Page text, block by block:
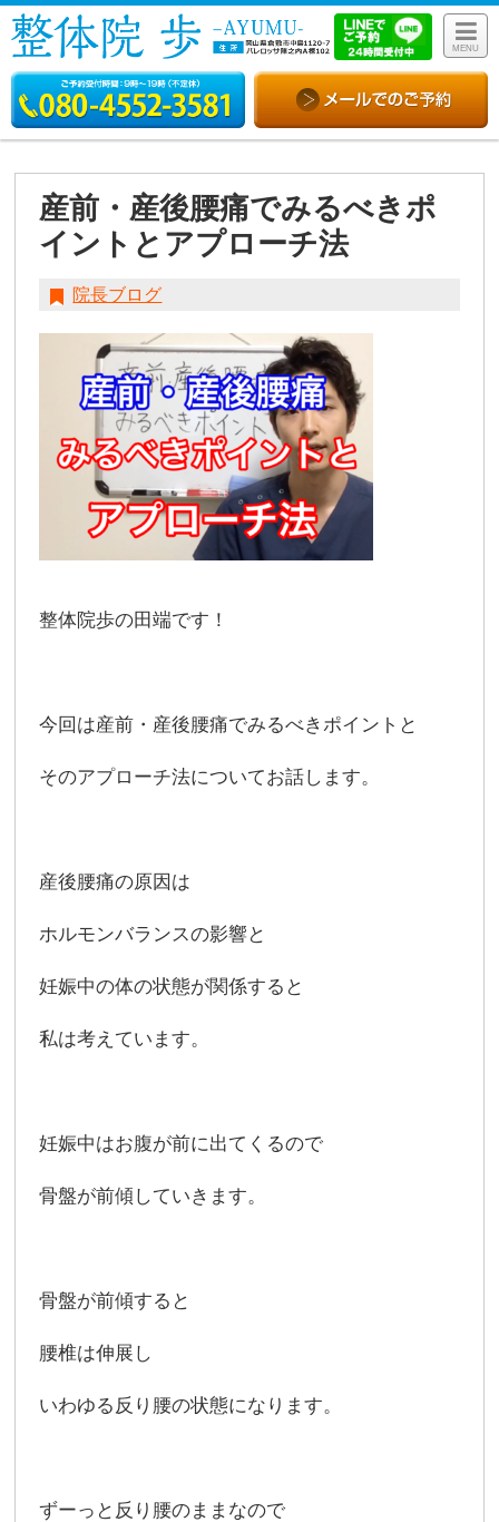
MENU
産前・産後腰痛でみるべきポ
イントとアプローチ法
院長ブログ
整体院歩の田端です！
今回は産前・産後腰痛でみるべきポイントと
そのアプローチ法についてお話します。
産後腰痛の原因は
ホルモンバランスの影響と
妊娠中の体の状態が関係すると
私は考えています。
妊娠中はお腹が前に出てくるので
骨盤が前傾していきます。
骨盤が前傾すると
腰椎は伸展し
いわゆる反り腰の状態になります。
ずーっと反り腰のままなので